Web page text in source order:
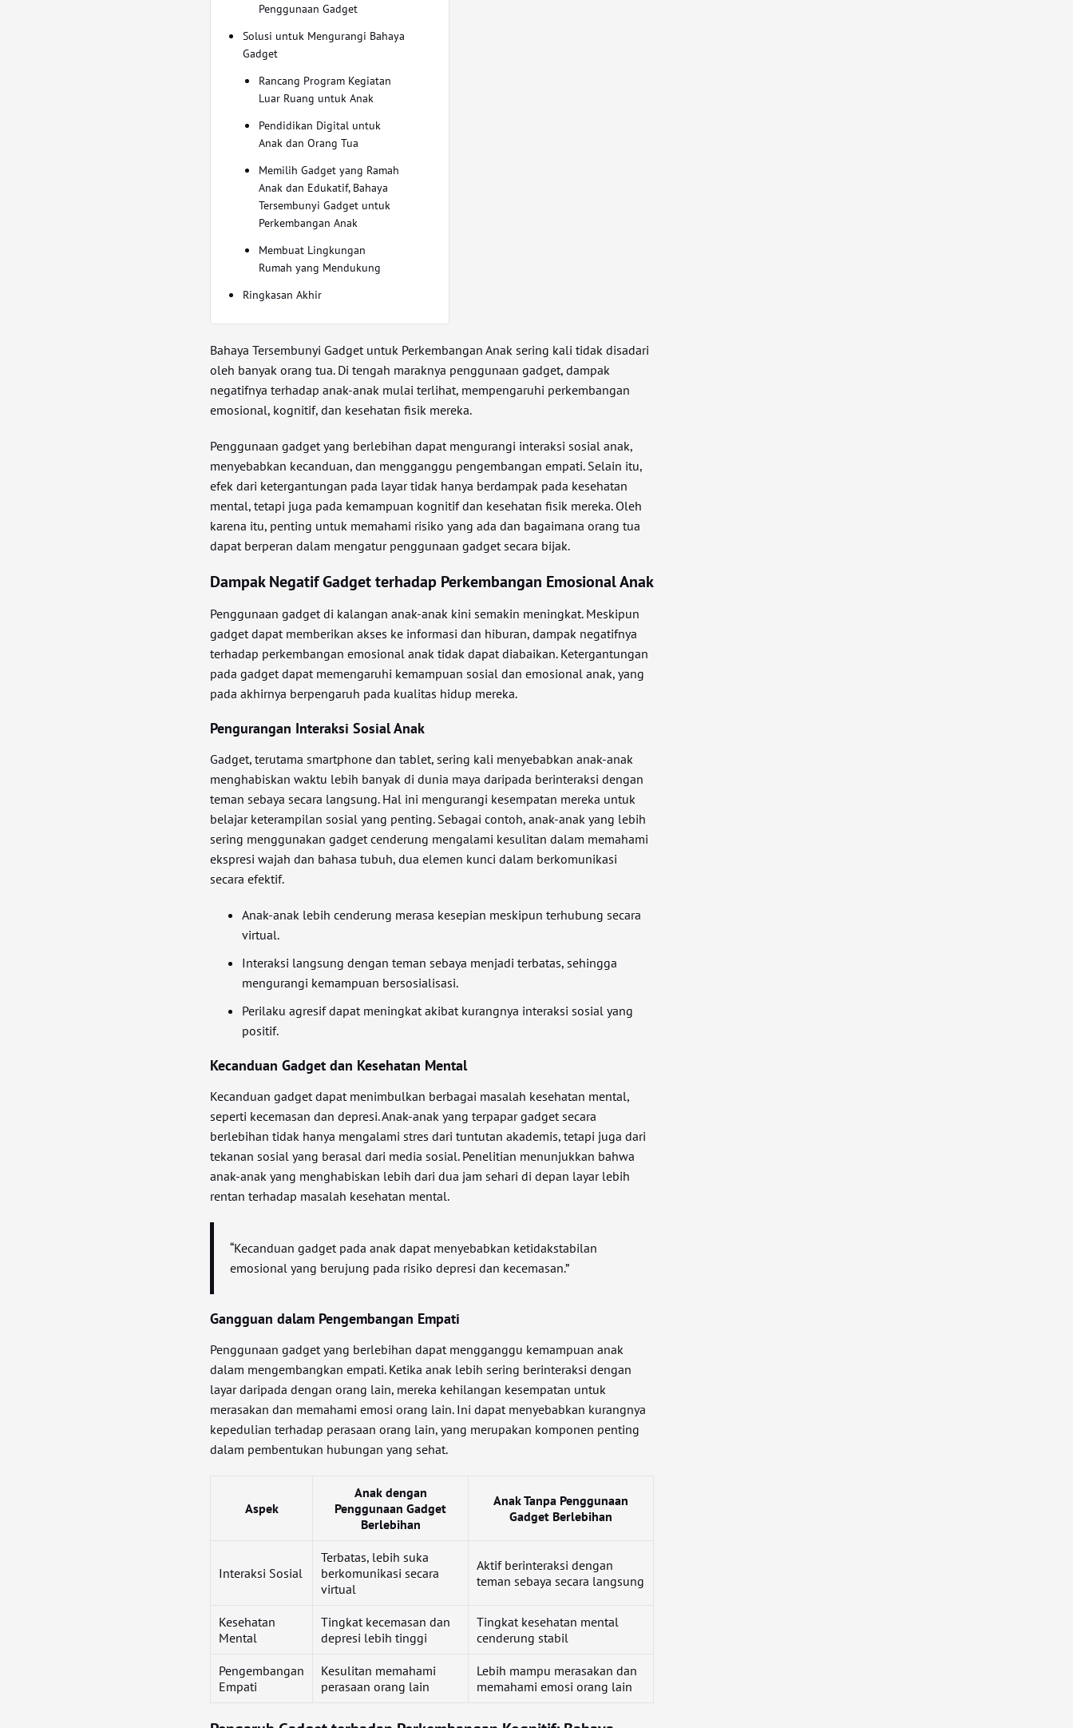
Penggunaan Gadget
Solusi untuk Mengurangi Bahaya
Gadget
Rancang Program Kegiatan
Luar Ruang untuk Anak
Pendidikan Digital untuk
Anak dan Orang Tua
Memilih Gadget yang Ramah
Anak dan Edukatif, Bahaya
Tersembunyi Gadget untuk
Perkembangan Anak
Membuat Lingkungan
Rumah yang Mendukung
Ringkasan Akhir
Bahaya Tersembunyi Gadget untuk Perkembangan Anak sering kali tidak disadari
oleh banyak orang tua. Di tengah maraknya penggunaan gadget, dampak
negatifnya terhadap anak-anak mulai terlihat, mempengaruhi perkembangan
emosional, kognitif, dan kesehatan fisik mereka.
Penggunaan gadget yang berlebihan dapat mengurangi interaksi sosial anak,
menyebabkan kecanduan, dan mengganggu pengembangan empati. Selain itu,
efek dari ketergantungan pada layar tidak hanya berdampak pada kesehatan
mental, tetapi juga pada kemampuan kognitif dan kesehatan fisik mereka. Oleh
karena itu, penting untuk memahami risiko yang ada dan bagaimana orang tua
dapat berperan dalam mengatur penggunaan gadget secara bijak.
Dampak Negatif Gadget terhadap Perkembangan Emosional Anak
Penggunaan gadget di kalangan anak-anak kini semakin meningkat. Meskipun
gadget dapat memberikan akses ke informasi dan hiburan, dampak negatifnya
terhadap perkembangan emosional anak tidak dapat diabaikan. Ketergantungan
pada gadget dapat memengaruhi kemampuan sosial dan emosional anak, yang
pada akhirnya berpengaruh pada kualitas hidup mereka.
Pengurangan Interaksi Sosial Anak
Gadget, terutama smartphone dan tablet, sering kali menyebabkan anak-anak
menghabiskan waktu lebih banyak di dunia maya daripada berinteraksi dengan
teman sebaya secara langsung. Hal ini mengurangi kesempatan mereka untuk
belajar keterampilan sosial yang penting. Sebagai contoh, anak-anak yang lebih
sering menggunakan gadget cenderung mengalami kesulitan dalam memahami
ekspresi wajah dan bahasa tubuh, dua elemen kunci dalam berkomunikasi
secara efektif.
Anak-anak lebih cenderung merasa kesepian meskipun terhubung secara
virtual.
Interaksi langsung dengan teman sebaya menjadi terbatas, sehingga
mengurangi kemampuan bersosialisasi.
Perilaku agresif dapat meningkat akibat kurangnya interaksi sosial yang
positif.
Kecanduan Gadget dan Kesehatan Mental
Kecanduan gadget dapat menimbulkan berbagai masalah kesehatan mental,
seperti kecemasan dan depresi. Anak-anak yang terpapar gadget secara
berlebihan tidak hanya mengalami stres dari tuntutan akademis, tetapi juga dari
tekanan sosial yang berasal dari media sosial. Penelitian menunjukkan bahwa
anak-anak yang menghabiskan lebih dari dua jam sehari di depan layar lebih
rentan terhadap masalah kesehatan mental.
“Kecanduan gadget pada anak dapat menyebabkan ketidakstabilan
emosional yang berujung pada risiko depresi dan kecemasan.”
Gangguan dalam Pengembangan Empati
Penggunaan gadget yang berlebihan dapat mengganggu kemampuan anak
dalam mengembangkan empati. Ketika anak lebih sering berinteraksi dengan
layar daripada dengan orang lain, mereka kehilangan kesempatan untuk
merasakan dan memahami emosi orang lain. Ini dapat menyebabkan kurangnya
kepedulian terhadap perasaan orang lain, yang merupakan komponen penting
dalam pembentukan hubungan yang sehat.
Aspek
Anak dengan
Penggunaan Gadget
Berlebihan
Anak Tanpa Penggunaan
Gadget Berlebihan
Interaksi Sosial
Terbatas, lebih suka
berkomunikasi secara
virtual
Aktif berinteraksi dengan
teman sebaya secara langsung
Kesehatan
Mental
Tingkat kecemasan dan
depresi lebih tinggi
Tingkat kesehatan mental
cenderung stabil
Pengembangan
Empati
Kesulitan memahami
perasaan orang lain
Lebih mampu merasakan dan
memahami emosi orang lain